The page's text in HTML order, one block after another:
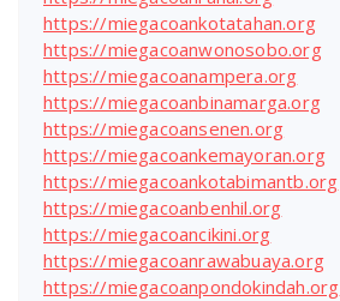
https://miegacoankotatahan.org
https://miegacoanwonosobo.org
https://miegacoanampera.org
https://miegacoanbinamarga.org
https://miegacoansenen.org
https://miegacoankemayoran.org
https://miegacoankotabimantb.org
https://miegacoanbenhil.org
https://miegacoancikini.org
https://miegacoanrawabuaya.org
https://miegacoanpondokindah.org